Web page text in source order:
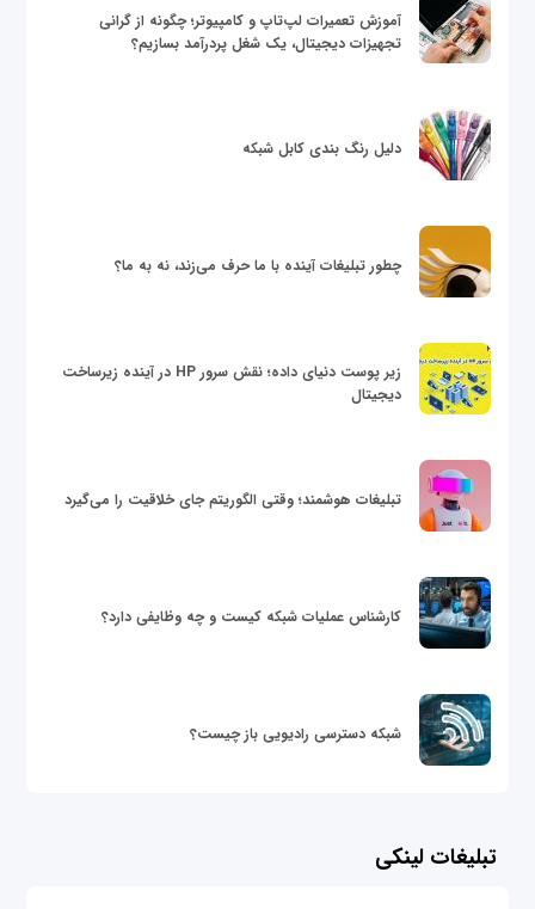
آموزش تعمیرات لپ‌تاپ و کامپیوتر؛ چگونه از گرانی
تجهیزات دیجیتال، یک شغل پردرآمد بسازیم؟
دلیل رنگ بندی کابل شبکه
چطور تبلیغات آینده با ما حرف می‌زند، نه به ما؟
زیر پوست دنیای داده؛ نقش سرور HP در آینده زیرساخت
دیجیتال
تبلیغات هوشمند؛ وقتی الگوریتم جای خلاقیت را می‌گیرد
کارشناس عملیات شبکه کیست و چه وظایفی دارد؟
شبکه دسترسی رادیویی باز چیست؟
تبلیغات لینکی